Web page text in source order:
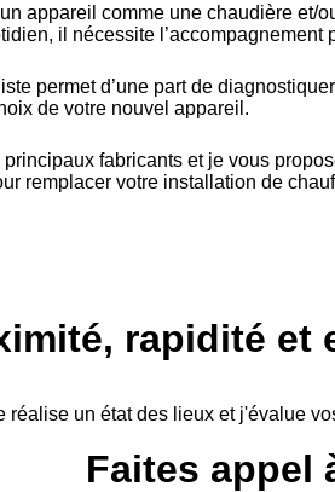
appareil comme une chaudière
il nécessite l’accompagnement
permet d’une part de
de votre nouvel appareil.
fabricants et je vous
remplacer votre installation de
rapidité et
réalise un état des lieux et j'évalue
Faites appel